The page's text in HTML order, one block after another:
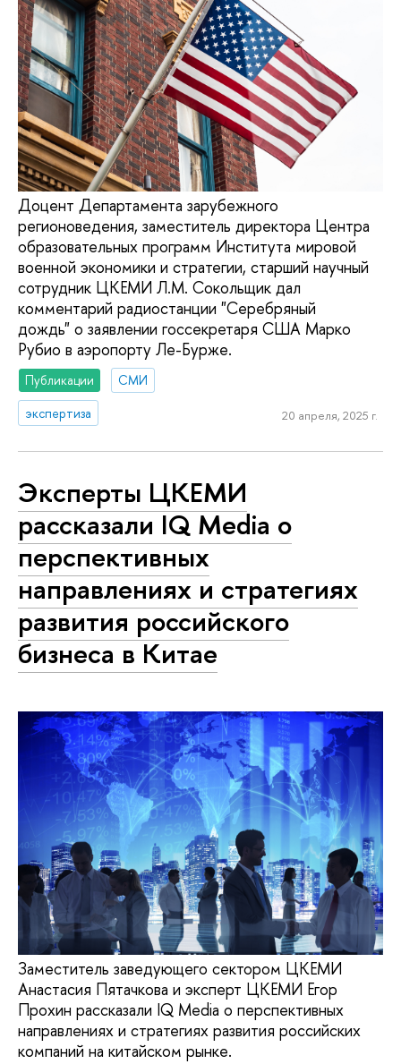
Доцент Департамента зарубежного
регионоведения, заместитель директора Центра
образовательных программ Института мировой
военной экономики и стратегии, старший научный
сотрудник ЦКЕМИ Л.М. Сокольщик дал
комментарий радиостанции "Серебряный
дождь" о заявлении госсекретаря США Марко
Рубио в аэропорту Ле-Бурже.
Публикации
СМИ
экспертиза
20 апреля, 2025 г.
Эксперты ЦКЕМИ
рассказали IQ Media о
перспективных
направлениях и стратегиях
развития российского
бизнеса в Китае
Заместитель заведующего сектором ЦКЕМИ
Анастасия Пятачкова и эксперт ЦКЕМИ Егор
Прохин рассказали IQ Media о перспективных
направлениях и стратегиях развития российских
компаний на китайском рынке.